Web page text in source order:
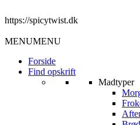
https://spicytwist.dk
MENUMENU
Forside
Find opskrift
Madtyper